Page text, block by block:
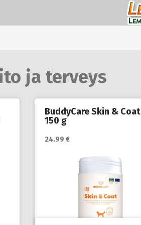
ja terveys
BuddyCare Skin & Coat
150 g
24.99 €